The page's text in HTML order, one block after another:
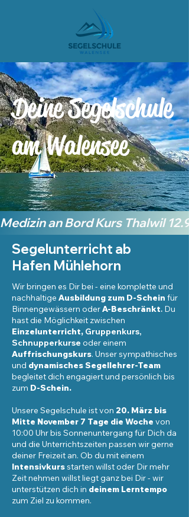
Deine Segelschule
am Walensee
Medizin an Bord Kurs Thalwil
Segelunterricht ab
Hafen Mühlehorn
Wir bringen es Dir bei - eine komplette und
nachhaltige Ausbildung zum D-Schein für
Binnengewässern oderA-Beschränkt. Du
hast die Möglichkeit zwischen
Einzelunterricht, Gruppenkurs,
Schnupperkurse oder einem
Auffrischungskurs. Unser sympathisches
und dynamischesSegellehrer-Team
begleitet dich engagiert und persönlich bis
zum D-Schein.
Unsere Segelschule ist von 20. März bis
Mitte November 7 Tage die Woche von
10:00 Uhr bis Sonnenuntergang für Dich da
und die Unterrichtszeiten passen wir gerne
deiner Freizeit an. Ob du mit einem
Intensivkursstarten willst oder Dir mehr
Zeit nehmen willst liegt ganz bei Dir - wir
unterstützen dich in deinem Lerntempo
zum Ziel zu kommen.